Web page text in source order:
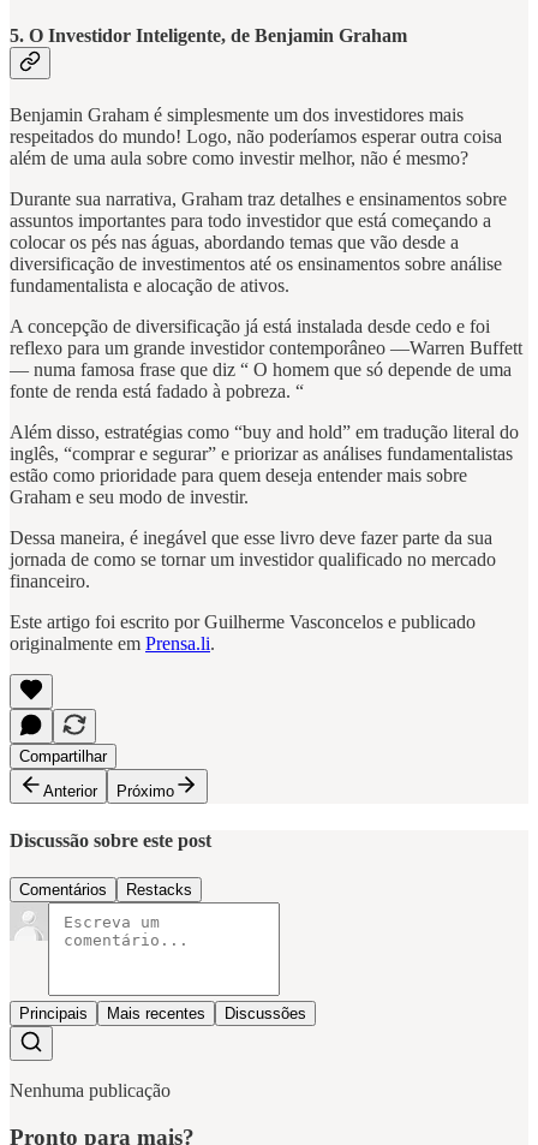
5. O Investidor Inteligente, de Benjamin Graham
Benjamin Graham é simplesmente um dos investidores mais
respeitados do mundo! Logo, não poderíamos esperar outra coisa
além de uma aula sobre como investir melhor, não é mesmo?
Durante sua narrativa, Graham traz detalhes e ensinamentos sobre
assuntos importantes para todo investidor que está começando a
colocar os pés nas águas, abordando temas que vão desde a
diversificação de investimentos até os ensinamentos sobre análise
fundamentalista e alocação de ativos.
A concepção de diversificação já está instalada desde cedo e foi
reflexo para um grande investidor contemporâneo —Warren Buffett
— numa famosa frase que diz “ O homem que só depende de uma
fonte de renda está fadado à pobreza. “
Além disso, estratégias como “buy and hold” em tradução literal do
inglês, “comprar e segurar” e priorizar as análises fundamentalistas
estão como prioridade para quem deseja entender mais sobre
Graham e seu modo de investir.
Dessa maneira, é inegável que esse livro deve fazer parte da sua
jornada de como se tornar um investidor qualificado no mercado
financeiro.
Este artigo foi escrito por Guilherme Vasconcelos e publicado
originalmente em Prensa.li.
Compartilhar
Anterior
Próximo
Discussão sobre este post
Comentários Restacks
Principais Mais recentes Discussões
Nenhuma publicação
Pronto para mais?